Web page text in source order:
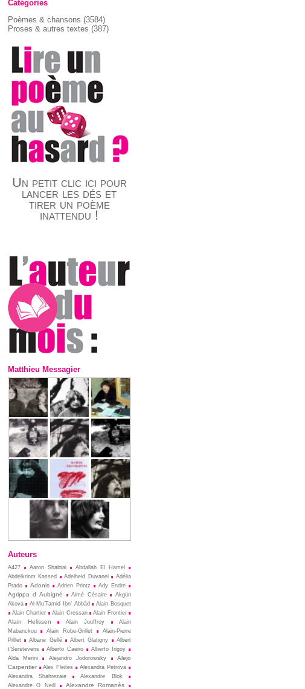
Catégories
Poèmes & chansons (3584)
Proses & autres textes (387)
Un petit clic ici pour
lancer les dés et
tirer un poème
inattendu !
Matthieu Messagier
Auteurs
A427 Aaron Shabtai
Abdallah El Hamel
Abdelkrinm Kassed
Adelheid Duvanel
Adélia
Prado
Adonis Adrien Printz Ady Endre
Agrippa d Aubigné Aimé Césaire
Akgün
Akova
Al-Mu’Tamid Ibn’ Abbâd
Alain Bosquet
Alain Chartier
Alain Cressan Alain Frontier
Alain Helissen Alain Jouffroy
Alain
Mabanckou
Alain Robe-Grillet
Alain-Pierre
Pilllet
Albane Gellé Albert Glatigny
Albert
t’Serstevens
Alberto Caeiro
Alberto Irigoy
Alda Merini
Alejandro Jodorowsky
Alejo
Carpentier
Alex Fleites
Alexandra Petrova
Alexandra Shahrezaie
Alexandre Blok
Alexandre O Neill
Alexandre Romanès